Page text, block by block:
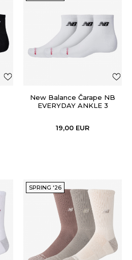
New Balance Čarape NB
EVERYDAY ANKLE 3
19,00 EUR
SPRING '26